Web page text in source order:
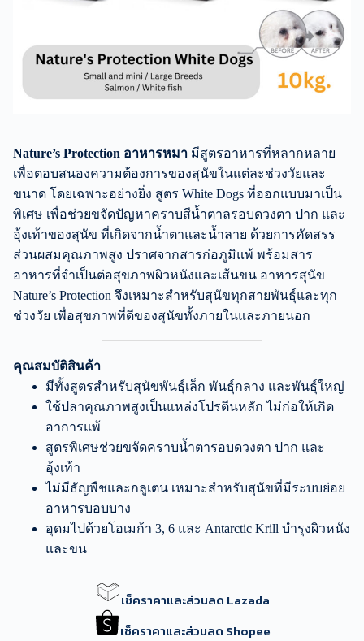
Nature’s Protection อาหารหมา มีสูตรอาหารที่หลากหลาย
เพื่อตอบสนองความต้องการของสุนัขในแต่ละช่วงวัยและ
ขนาด โดยเฉพาะอย่างยิ่ง สูตร White Dogs ที่ออกแบบมาเป็น
พิเศษ เพื่อช่วยขจัดปัญหาคราบสีน้ำตาลรอบดวงตา ปาก และ
อุ้งเท้าของสุนัข ที่เกิดจากน้ำตาและน้ำลาย ด้วยการคัดสรร
ส่วนผสมคุณภาพสูง ปราศจากสารก่อภูมิแพ้ พร้อมสาร
อาหารที่จำเป็นต่อสุขภาพผิวหนังและเส้นขน อาหารสุนัข
Nature’s Protection จึงเหมาะสำหรับสุนัขทุกสายพันธุ์และทุก
ช่วงวัย เพื่อสุขภาพที่ดีของสุนัขทั้งภายในและภายนอก
คุณสมบัติสินค้า
มีทั้งสูตรสำหรับสุนัขพันธุ์เล็ก พันธุ์กลาง และพันธุ์ใหญ่
ใช้ปลาคุณภาพสูงเป็นแหล่งโปรตีนหลัก ไม่ก่อให้เกิด
อาการแพ้
สูตรพิเศษช่วยขจัดคราบน้ำตารอบดวงตา ปาก และ
อุ้งเท้า
ไม่มีธัญพืชและกลูเตน เหมาะสำหรับสุนัขที่มีระบบย่อย
อาหารบอบบาง
อุดมไปด้วยโอเมก้า 3, 6 และ Antarctic Krill บำรุงผิวหนัง
และขน
เช็คราคาและส่วนลด Lazada
เช็คราคาและส่วนลด Shopee